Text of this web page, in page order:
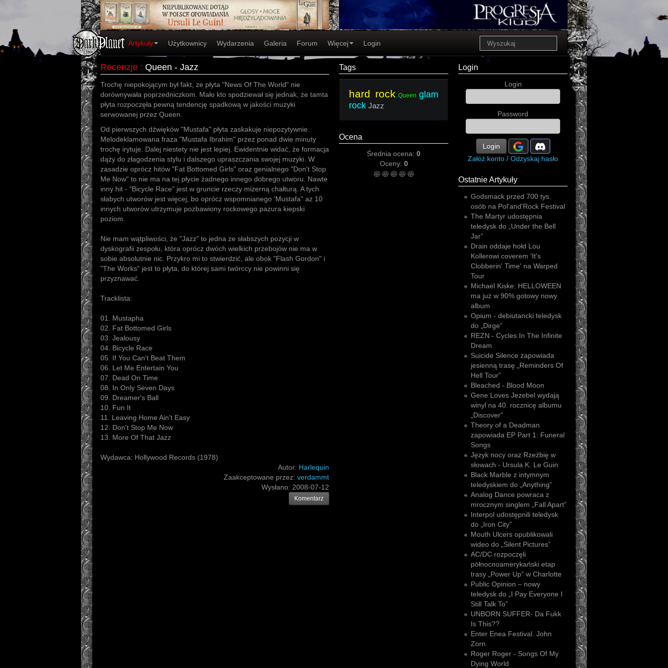
Artykuły Użytkownicy Wydarzenia Galeria Forum Więcej Login
Recenzje : Queen - Jazz
Trochę niepokojącym był fakt, ze płyta "News Of The World" nie
dorównywała poprzedniczkom. Mało kto spodziewał się jednak, że tamta
płyta rozpoczęła pewną tendencję spadkową w jakości muzyki
serwowanej przez Queen.
Od pierwszych dźwięków "Mustafa" płyta zaskakuje niepozytywnie.
Melodeklamowana fraza "Mustafa Ibrahim" przez ponad dwie minuty
trochę irytuje. Dalej niestety nie jest lepiej. Ewidentnie widać, że formacja
dąży do złagodzenia stylu i dalszego upraszczania swojej muzyki. W
zasadzie oprócz hitów "Fat Bottomed Girls" oraz genialnego "Don't Stop
Me Now" to nie ma na tej płycie żadnego innego dobrego utworu. Nawte
inny hit - "Bicycle Race" jest w gruncie rzeczy mizerną chałturą. A tych
słabych utworów jest więcej, bo oprócz wspomnianego 'Mustafa" az 10
innych utworów utrzymuje pozbawiony rockowego pazura kiepski
poziom.
Nie mam wątpliwości, że "Jazz" to jedna ze słabszych pozycji w
dyskografii zespołu, która oprócz dwóch wielkich przebojów nie ma w
sobie absolutnie nic. Przykro mi to stwierdzić, ale obok "Flash Gordon" i
"The Works" jest to płyta, do której sami twórccy nie powinni się
przyznawać.
Tracklista:
01. Mustapha
02. Fat Bottomed Girls
03. Jealousy
04. Bicycle Race
05. If You Can't Beat Them
06. Let Me Entertain You
07. Dead On Time
08. In Only Seven Days
09. Dreamer's Ball
10. Fun It
11. Leaving Home Ain't Easy
12. Don't Stop Me Now
13. More Of That Jazz
Wydawca: Hollywood Records (1978)
Autor: Harlequin
Zaakceptowane przez: verdammt
Wysłano: 2008-07-12
Komentarz
Tags
hard rock Queen glam
rock Jazz
Ocena
Średnia ocena: 0
Oceny: 0
Login
Login
Password
Login
Załóż konto / Odzyskaj hasło
Ostatnie Artykuły
Godsmack przed 700 tys.
osób na Pol'and'Rock Festival
The Martyr udostępnia
teledysk do „Under the Bell
Jar”
Drain oddaje hołd Lou
Kollerowi coverem 'It's
Clobberin' Time' na Warped
Tour
Michael Kiske: HELLOWEEN
ma już w 90% gotowy nowy
album
Opium - debiutancki teledysk
do „Dirge”
REZN - Cycles In The Infinite
Dream
Suicide Silence zapowiada
jesienną trasę „Reminders Of
Hell Tour”
Bleached - Blood Moon
Gene Loves Jezebel wydają
winyl na 40. rocznicę albumu
„Discover”
Theory of a Deadman
zapowiada EP Part 1: Funeral
Songs
Język nocy oraz Rzeźbię w
słowach - Ursula K. Le Guin
Black Marble z intymnym
teledyskiem do „Anything”
Analog Dance powraca z
mrocznym singlem „Fall Apart”
Interpol udostępnili teledysk
do „Iron City”
Mouth Ulcers opublikowali
wideo do „Silent Pictures”
AC/DC rozpoczęli
północnoamerykański etap
trasy „Power Up” w Charlotte
Public Opinion – nowy
teledysk do „I Pay Everyone I
Still Talk To”
UNBORN SUFFER- Da Fukk
Is This??
Enter Enea Festival. John
Zorn
Roger Roger - Songs Of My
Dying World